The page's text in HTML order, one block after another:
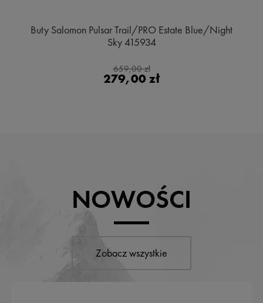
Buty Salomon Pulsar Trail/PRO Estate Blue/Night
Sky 415934
659,00 zł
279,00 zł
NOWOŚCI
Zobacz wszystkie